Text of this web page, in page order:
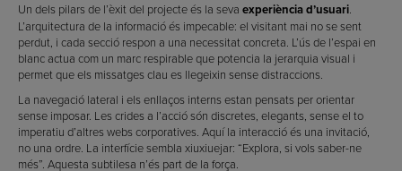
Un dels pilars de l’èxit del projecte és la seva experiència d’usuari.
L’arquitectura de la informació és impecable: el visitant mai no se sent
perdut, i cada secció respon a una necessitat concreta. L’ús de l’espai en
blanc actua com un marc respirable que potencia la jerarquia visual i
permet que els missatges clau es llegeixin sense distraccions.
La navegació lateral i els enllaços interns estan pensats per orientar
sense imposar. Les crides a l’acció són discretes, elegants, sense el to
imperatiu d’altres webs corporatives. Aquí la interacció és una invitació,
no una ordre. La interfície sembla xiuxiuejar: “Explora, si vols saber-ne
més”. Aquesta subtilesa n’és part de la força.